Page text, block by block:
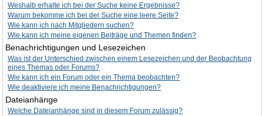
Weshalb erhalte ich bei der Suche keine Ergebnisse?
Warum bekomme ich bei der Suche eine leere Seite?
Wie kann ich nach Mitgliedern suchen?
Wie kann ich meine eigenen Beiträge und Themen finden?
Benachrichtigungen und Lesezeichen
Was ist der Unterschied zwischen einem Lesezeichen und der Beobachtung
eines Themas oder Forums?
Wie kann ich ein Forum oder ein Thema beobachten?
Wie deaktiviere ich meine Benachrichtigungen?
Dateianhänge
Welche Dateianhänge sind in diesem Forum zulässig?